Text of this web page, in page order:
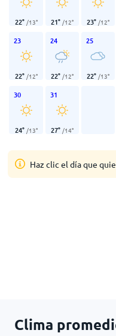
22° /13° 21° /12° 23° /12°
23
22° /12°
24
22° /12°
25
22° /13°
30
24° /13°
31
27° /14°
Haz clic el día que
Clima